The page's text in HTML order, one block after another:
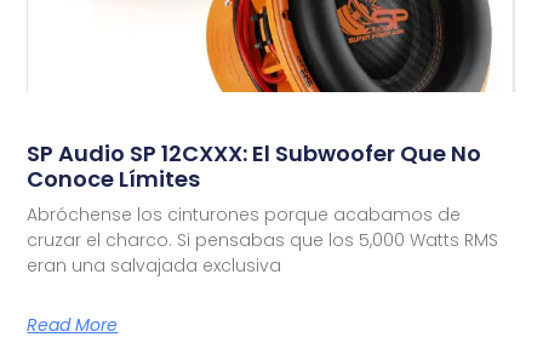
SP Audio SP 12CXXX: El Subwoofer Que No
Conoce Límites
Abróchense los cinturones porque acabamos de
cruzar el charco. Si pensabas que los 5,000 Watts RMS
eran una salvajada exclusiva
Read More